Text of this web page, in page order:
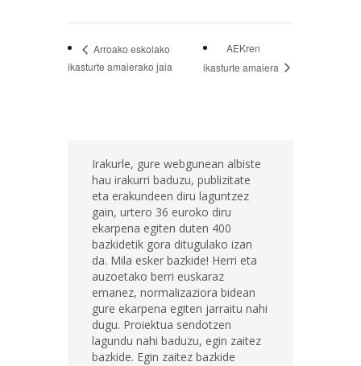
Arroako eskolako
ikasturte amaierako jaia
AEKren
ikasturte amaiera
Irakurle, gure webgunean albiste
hau irakurri baduzu, publizitate
eta erakundeen diru laguntzez
gain, urtero 36 euroko diru
ekarpena egiten duten 400
bazkidetik gora ditugulako izan
da. Mila esker bazkide! Herri eta
auzoetako berri euskaraz
emanez, normalizaziora bidean
gure ekarpena egiten jarraitu nahi
dugu. Proiektua sendotzen
lagundu nahi baduzu, egin zaitez
bazkide. Egin zaitez bazkide